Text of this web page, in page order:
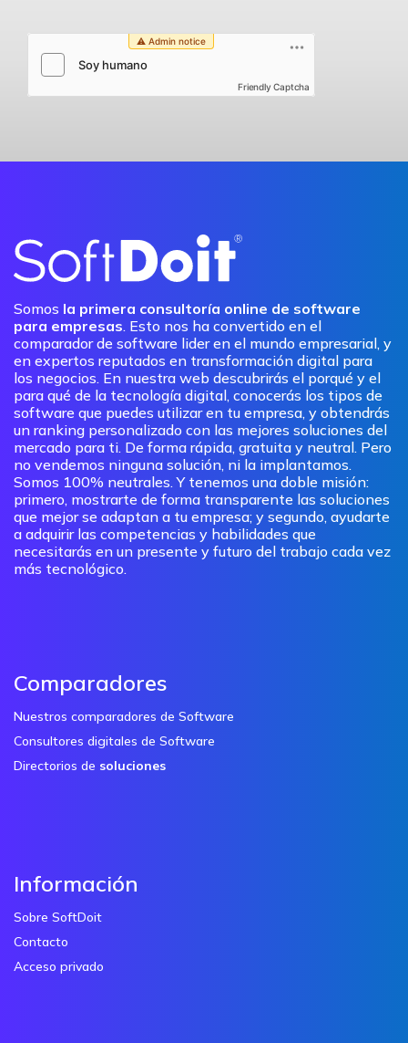
Friendly Captcha
Somos la primera consultoría online de software
para empresas. Esto nos ha convertido en el
comparador de software lider en el mundo empresarial, y
en expertos reputados en transformación digital para
los negocios. En nuestra web descubrirás el porqué y el
para qué de la tecnología digital, conocerás los tipos de
software que puedes utilizar en tu empresa, y obtendrás
un ranking personalizado con las mejores soluciones del
mercado para ti. De forma rápida, gratuita y neutral. Pero
no vendemos ninguna solución, ni la implantamos.
Somos 100% neutrales. Y tenemos una doble misión:
primero, mostrarte de forma transparente las soluciones
que mejor se adaptan a tu empresa; y segundo, ayudarte
a adquirir las competencias y habilidades que
necesitarás en un presente y futuro del trabajo cada vez
más tecnológico.
Comparadores
Nuestros comparadores de Software
Consultores digitales de Software
Directorios de soluciones
Información
Sobre SoftDoit
Contacto
Acceso privado